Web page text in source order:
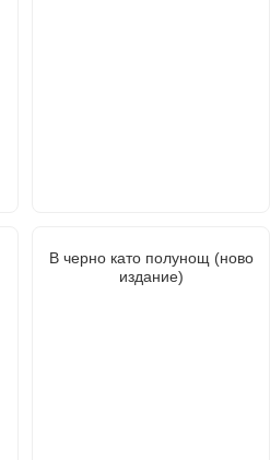
В черно като полунощ (ново
издание)